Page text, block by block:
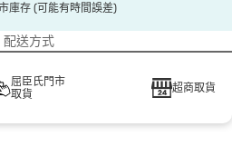
庫存 (可能有時間誤差)
配送方式
屈臣氏門市
取貨
超商取貨